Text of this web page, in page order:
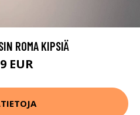
ROMA KIPSIÄ
EUR